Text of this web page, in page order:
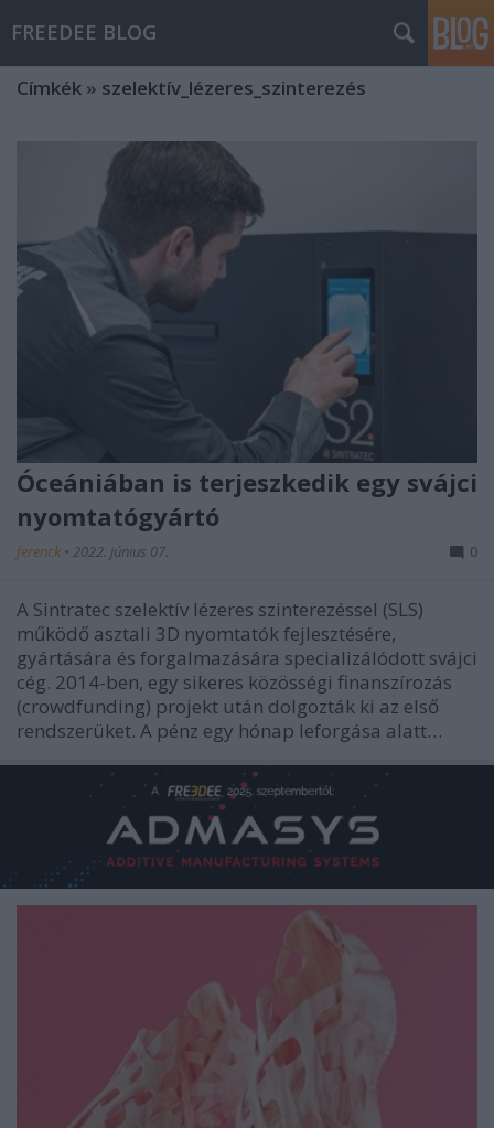
FREEDEE BLOG
Címkék » szelektív_lézeres_szinterezés
Óceániában is terjeszkedik egy svájci
nyomtatógyártó
ferenck • 2022. június 07. 0
A Sintratec szelektív lézeres szinterezéssel (SLS)
működő asztali 3D nyomtatók fejlesztésére,
gyártására és forgalmazására specializálódott svájci
cég. 2014-ben, egy sikeres közösségi finanszírozás
(crowdfunding) projekt után dolgozták ki az első
rendszerüket. A pénz egy hónap leforgása alatt…